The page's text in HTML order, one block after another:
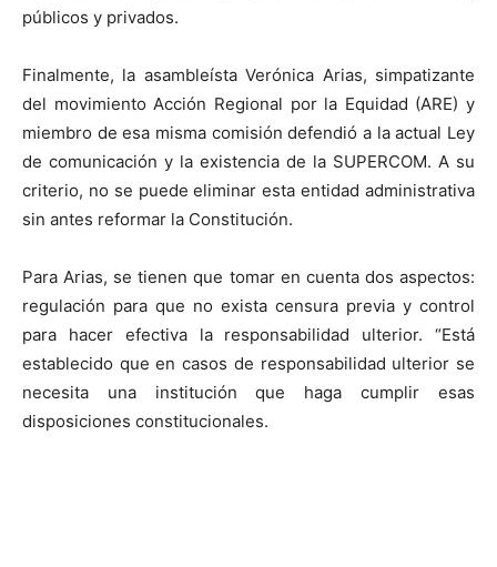
públicos y privados.
Finalmente, la asambleísta Verónica Arias, simpatizante
del movimiento Acción Regional por la Equidad (ARE) y
miembro de esa misma comisión defendió a la actual Ley
de comunicación y la existencia de la SUPERCOM. A su
criterio, no se puede eliminar esta entidad administrativa
sin antes reformar la Constitución.
Para Arias, se tienen que tomar en cuenta dos aspectos:
regulación para que no exista censura previa y control
para hacer efectiva la responsabilidad ulterior. “Está
establecido que en casos de responsabilidad ulterior se
necesita una institución que haga cumplir esas
disposiciones constitucionales.